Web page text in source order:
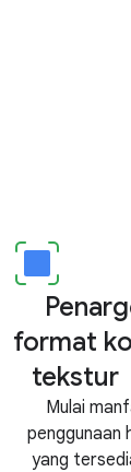
format
tekstur
Mulai
penggunaan
yang